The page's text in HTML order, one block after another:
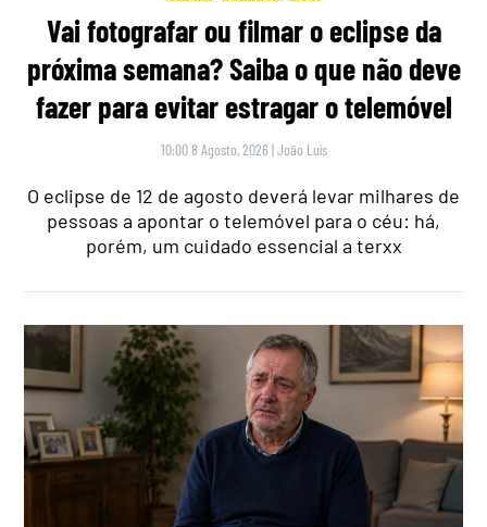
Vai fotografar ou filmar o eclipse da
próxima semana? Saiba o que não deve
fazer para evitar estragar o telemóvel
10:00 8 Agosto, 2026 |João Luís
O eclipse de 12 de agosto deverá levar milhares de
pessoas a apontar o telemóvel para o céu: há,
porém, um cuidado essencial a terxx